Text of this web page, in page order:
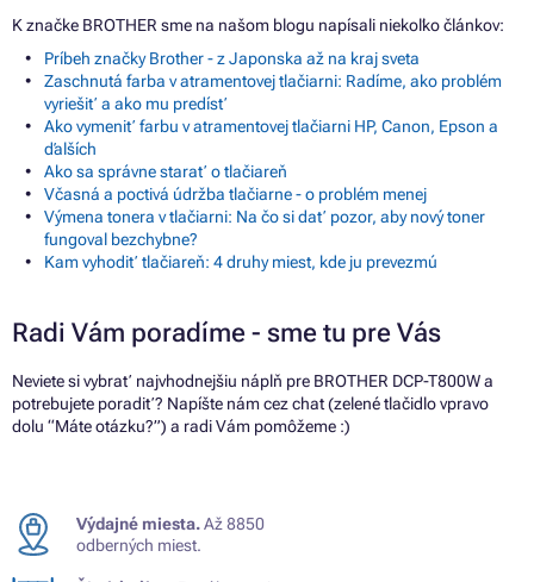
K značke BROTHER sme na našom blogu napísali niekoľko článkov:
Príbeh značky Brother - z Japonska až na kraj sveta
Zaschnutá farba v atramentovej tlačiarni: Radíme, ako problém
vyriešiť a ako mu predísť
Ako vymeniť farbu v atramentovej tlačiarni HP, Canon, Epson a
ďalších
Ako sa správne starať o tlačiareň
Včasná a poctivá údržba tlačiarne - o problém menej
Výmena tonera v tlačiarni: Na čo si dať pozor, aby nový toner
fungoval bezchybne?
Kam vyhodiť tlačiareň: 4 druhy miest, kde ju prevezmú
Radi Vám poradíme - sme tu pre Vás
Neviete si vybrať najvhodnejšiu náplň pre BROTHER DCP-T800W a
potrebujete poradiť? Napíšte nám cez chat (zelené tlačidlo vpravo
dolu “Máte otázku?”) a radi Vám pomôžeme :)
Výdajné miesta.Až 8850
odberných miest.